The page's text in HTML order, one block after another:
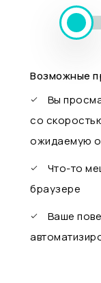
Возможные
Вы
со
ожидаемую
Что-то
браузере
Ваше